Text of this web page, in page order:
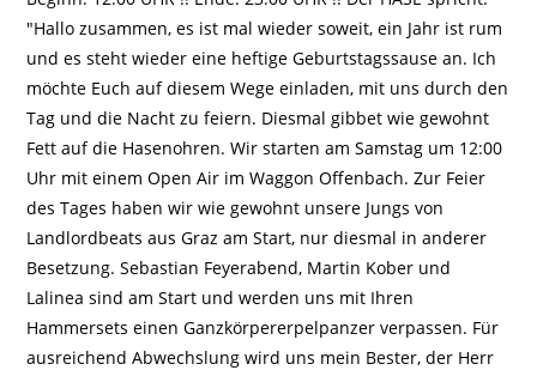
"Hallo zusammen, es ist mal wieder soweit, ein Jahr ist rum
und es steht wieder eine heftige Geburtstagssause an. Ich
möchte Euch auf diesem Wege einladen, mit uns durch den
Tag und die Nacht zu feiern. Diesmal gibbet wie gewohnt
Fett auf die Hasenohren. Wir starten am Samstag um 12:00
Uhr mit einem Open Air im Waggon Offenbach. Zur Feier
des Tages haben wir wie gewohnt unsere Jungs von
Landlordbeats aus Graz am Start, nur diesmal in anderer
Besetzung. Sebastian Feyerabend, Martin Kober und
Lalinea sind am Start und werden uns mit Ihren
Hammersets einen Ganzkörpererpelpanzer verpassen. Für
ausreichend Abwechslung wird uns mein Bester, der Herr